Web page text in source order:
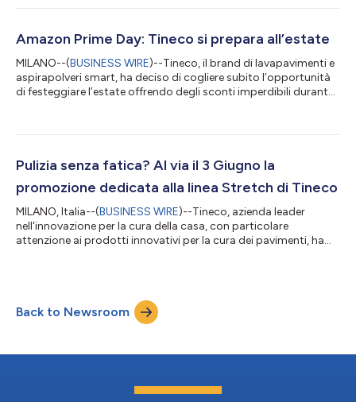
intuitivo, pensati per semplificare la vita quotidiana e migliorare
ambienti sempre puliti con il minimo sforzo Tineco FLOOR ONE
Amazon Prime Day: Tineco si prepara all’estate
MILANO--(BUSINESS WIRE)--Tineco, il brand di lavapavimenti e
aspirapolveri smart, ha deciso di cogliere subito l’opportunità
di festeggiare l’estate offrendo degli sconti imperdibili durante
HyperStretch si estende completamente sotto letti e
mantiene l’aspirazione costante anche con il dispositivo
Pulizia senza fatica? Al via il 3 Giugno la
promozione dedicata alla linea Stretch di Tineco
MILANO, Italia--(BUSINESS WIRE)--Tineco, azienda leader
nell'innovazione per la cura della casa, con particolare
attenzione ai prodotti innovativi per la cura dei pavimenti, ha
prezzi speciali sui lavapavimenti della gamma Stretch,
progettati per scivolare con facilità sotto divani, letti e mobili...
Back to Newsroom